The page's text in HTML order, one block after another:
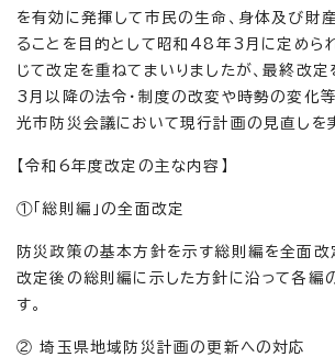
を有効に発揮して市民の生命、身体及び財
ることを目的として昭和48年3月に定めら
じて改定を重ねてまいりましたが、最終改
3月以降の法令・制度の改変や時勢の変化等
光市防災会議において現行計画の見直しを
【令和6年度改定の主な内容】
①「総則編」の全面改定
防災政策の基本方針を示す総則編を全面改
改定後の総則編に示した方針に沿って各編
す。
② 埼玉県地域防災計画の更新への対応